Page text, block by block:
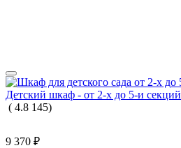
Детский шкаф - от 2-х до 5-и секций
( 4.8 145)
9 370 ₽